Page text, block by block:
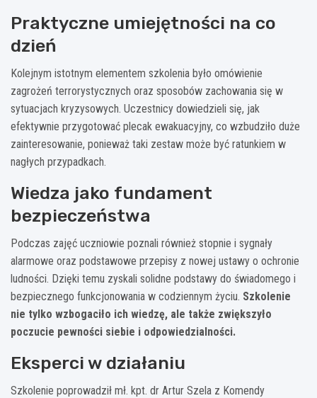
Praktyczne umiejętności na co
dzień
Kolejnym istotnym elementem szkolenia było omówienie
zagrożeń terrorystycznych oraz sposobów zachowania się w
sytuacjach kryzysowych. Uczestnicy dowiedzieli się, jak
efektywnie przygotować plecak ewakuacyjny, co wzbudziło duże
zainteresowanie, ponieważ taki zestaw może być ratunkiem w
nagłych przypadkach.
Wiedza jako fundament
bezpieczeństwa
Podczas zajęć uczniowie poznali również stopnie i sygnały
alarmowe oraz podstawowe przepisy z nowej ustawy o ochronie
ludności. Dzięki temu zyskali solidne podstawy do świadomego i
bezpiecznego funkcjonowania w codziennym życiu. Szkolenie
nie tylko wzbogaciło ich wiedzę, ale także zwiększyło
poczucie pewności siebie i odpowiedzialności.
Eksperci w działaniu
Szkolenie poprowadził mł. kpt. dr Artur Szela z Komendy